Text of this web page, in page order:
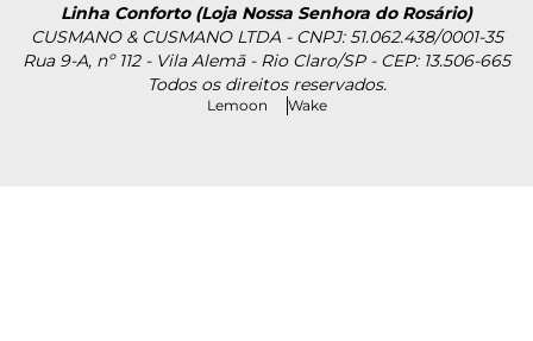
Linha Conforto (Loja Nossa Senhora do Rosário)
CUSMANO & CUSMANO LTDA - CNPJ: 51.062.438/0001-35
Rua 9-A, nº 112 - Vila Alemã - Rio Claro/SP - CEP: 13.506-665
Todos os direitos reservados.
Lemoon Wake